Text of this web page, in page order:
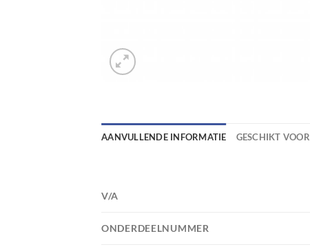
AANVULLENDE INFORMATIE GESCHIKT VOOR
V/A
ONDERDEELNUMMER